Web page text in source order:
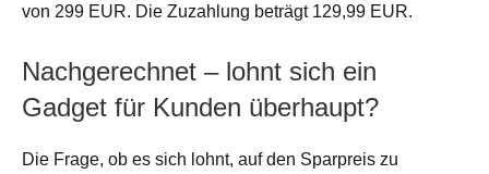
von 299 EUR. Die Zuzahlung beträgt 129,99 EUR.
Nachgerechnet – lohnt sich ein
Gadget für Kunden überhaupt?
Die Frage, ob es sich lohnt, auf den Sparpreis zu